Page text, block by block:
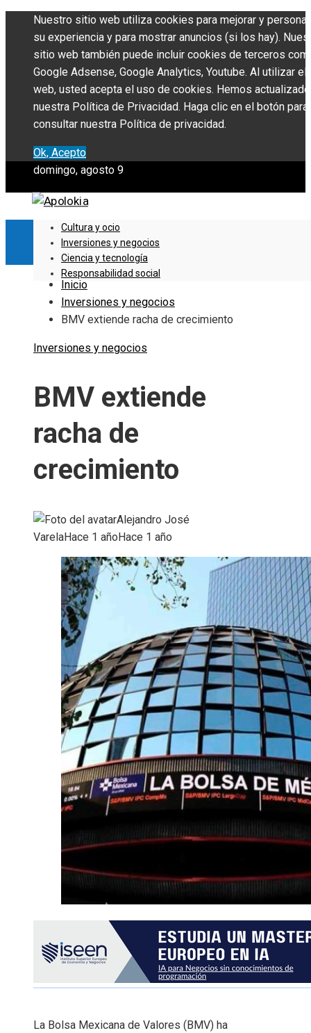
Nuestro sitio web utiliza cookies para mejorar y
su experiencia y para mostrar anuncios (si los hay).
sitio web también puede incluir cookies de terceros
Google Adsense, Google Analytics, Youtube. Al utilizar
web, usted acepta el uso de cookies. Hemos actualizado
nuestra Política de Privacidad. Haga clic en el botón para
consultar nuestra Política de privacidad.
Ok, Acepto
domingo, agosto 9
Cultura y ocio
Inversiones y negocios
Ciencia y tecnología
Responsabilidad social
Inicio
Inversiones y negocios
BMV extiende racha de crecimiento
Inversiones y negocios
BMV extiende
racha de
crecimiento
Alejandro José
VarelaHace 1 año Hace 1 año
​La Bolsa Mexicana de Valores (BMV) ha